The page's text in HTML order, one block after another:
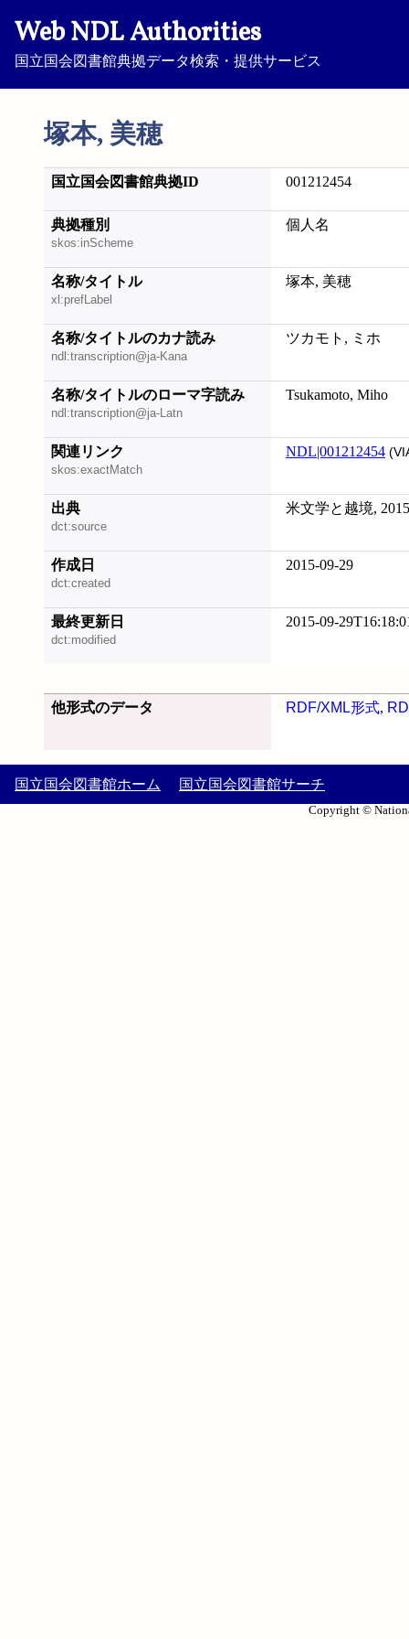
Web NDL Authorities
国立国会図書館典拠データ検索・提供サービス
塚本, 美穂
国立国会図書館典拠ID 001212454
典拠種別
skos:inScheme
個人名
名称/タイトル
xl:prefLabel
塚本, 美穂
名称/タイトルのカナ読み
ndl:transcription@ja-Kana
ツカモト, ミホ
名称/タイトルのローマ字読み
ndl:transcription@ja-Latn
Tsukamoto, Miho
関連リンク
skos:exactMatch
NDL|001212454
出典
dct:source
米文学と越境,
作成日
dct:created
2015-09-29
最終更新日
dct:modified
2015-09-
他形式のデータ RDF/XML形式,
国立国会図書館ホーム 国立国会図書館サーチ
Copyright ©